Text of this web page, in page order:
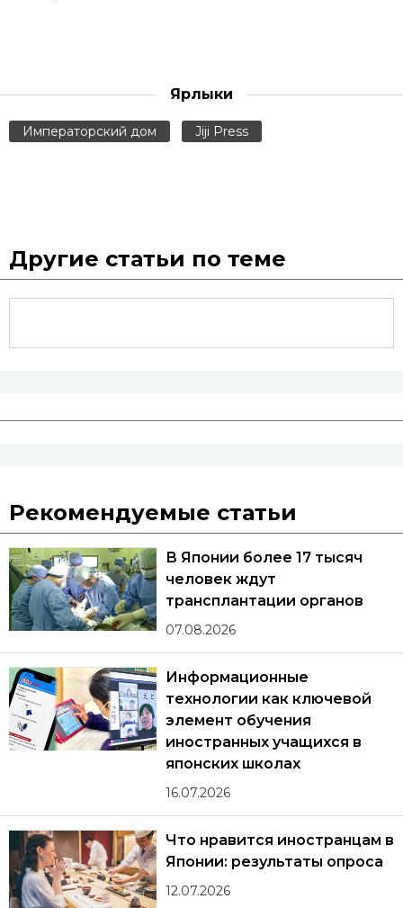
Ярлыки
Императорский дом Jiji Press
Другие статьи по теме
Рекомендуемые статьи
В Японии более 17 тысяч
человек ждут
трансплантации органов
07.08.2026
Информационные
технологии как ключевой
элемент обучения
иностранных учащихся в
японских школах
16.07.2026
Что нравится иностранцам в
Японии: результаты опроса
12.07.2026